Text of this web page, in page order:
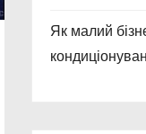
Як малий